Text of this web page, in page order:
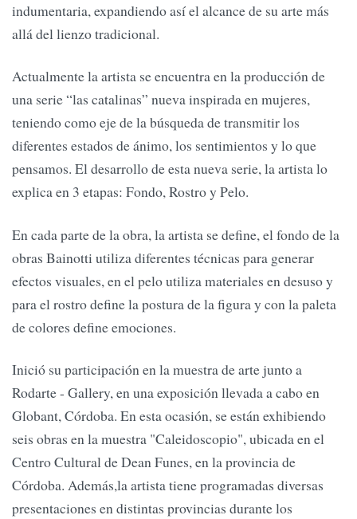
indumentaria, expandiendo así el alcance de su arte más
allá del lienzo tradicional.
Actualmente la artista se encuentra en la producción de
una serie “las catalinas” nueva inspirada en mujeres,
teniendo como eje de la búsqueda de transmitir los
diferentes estados de ánimo, los sentimientos y lo que
pensamos. El desarrollo de esta nueva serie, la artista lo
explica en 3 etapas: Fondo, Rostro y Pelo.
En cada parte de la obra, la artista se define, el fondo de la
obras Bainotti utiliza diferentes técnicas para generar
efectos visuales, en el pelo utiliza materiales en desuso y
para el rostro define la postura de la figura y con la paleta
de colores define emociones.
Inició su participación en la muestra de arte junto a
Rodarte - Gallery, en una exposición llevada a cabo en
Globant, Córdoba. En esta ocasión, se están exhibiendo
seis obras en la muestra "Caleidoscopio", ubicada en el
Centro Cultural de Dean Funes, en la provincia de
Córdoba. Además,la artista tiene programadas diversas
presentaciones en distintas provincias durante los